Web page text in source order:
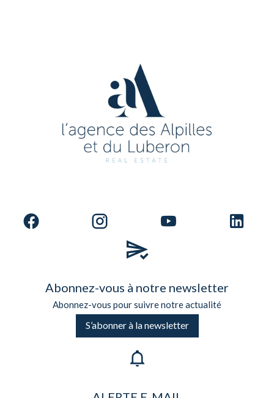
Abonnez-vous à notre newsletter
Abonnez-vous pour suivre notre actualité
S’abonner à la newsletter